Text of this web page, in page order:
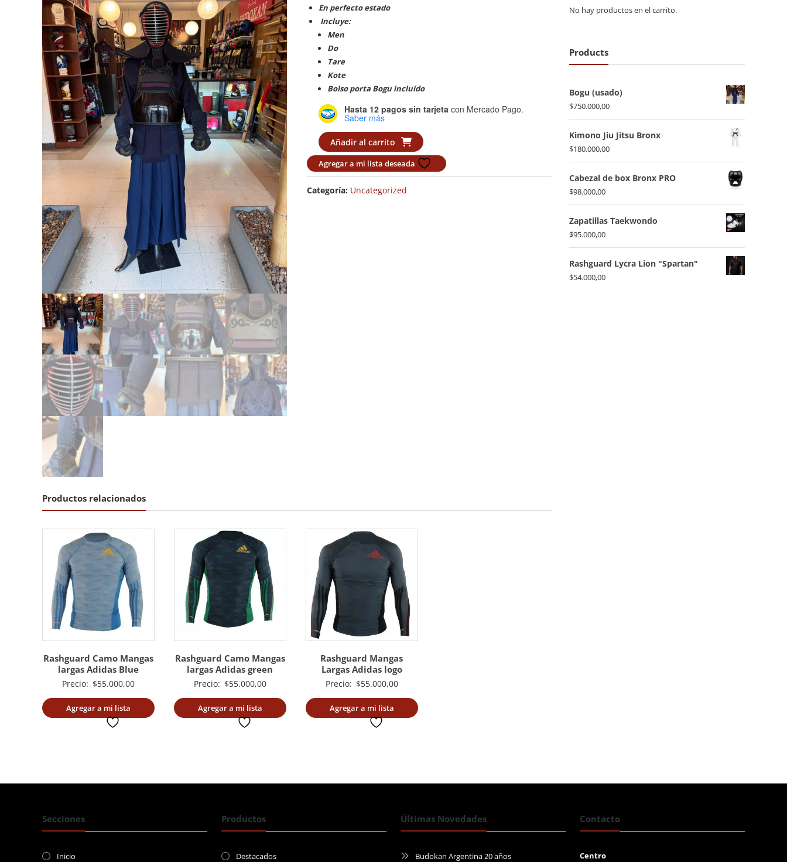
En perfecto estado
Incluye:
Men
Do
Tare
Kote
Bolso porta Bogu incluído
Hasta 12 pagos sin tarjeta con Mercado Pago.
Saber más
Bogu
(usado)
cantidad
Añadir al carrito
Agregar a mi lista deseada
Categoría: Uncategorized
Productos relacionados
Rashguard Camo Mangas
largas Adidas Blue
Precio: $55.000,00
Agregar a mi lista
Rashguard Camo Mangas
largas Adidas green
Precio: $55.000,00
Agregar a mi lista
Rashguard Mangas
Largas Adidas logo
Precio: $55.000,00
Agregar a mi lista
No hay productos en el carrito.
Products
Bogu (usado)
$750.000,00
Kimono Jiu Jitsu Bronx
$180.000,00
Cabezal de box Bronx PRO
$98.000,00
Zapatillas Taekwondo
$95.000,00
Rashguard Lycra Lion "Spartan"
$54.000,00
Secciones
Inicio
Productos
Destacados
Últimas Novedades
Budokan Argentina 20 años
Contacto
Centro